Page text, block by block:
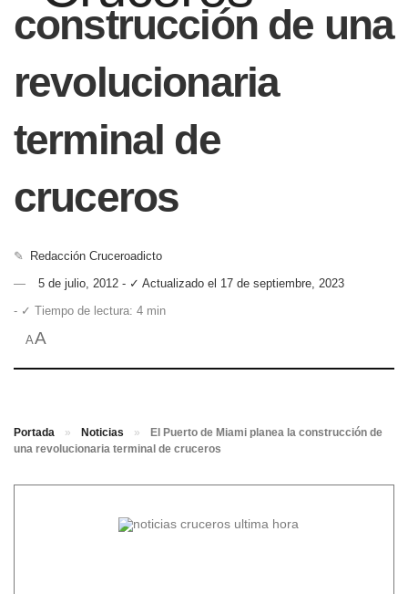
construcción de una
revolucionaria
terminal de
cruceros
✎
Redacción Cruceroadicto
5 de julio, 2012 - ✓ Actualizado el 17 de septiembre, 2023
- ✓ Tiempo de lectura: 4 min
AA
Portada » Noticias »
El Puerto de Miami planea la construcción de
una revolucionaria terminal de cruceros